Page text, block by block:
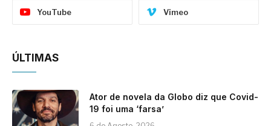
YouTube Vimeo
ÚLTIMAS
Ator de novela da Globo diz que Covid-
19 foi uma ‘farsa’